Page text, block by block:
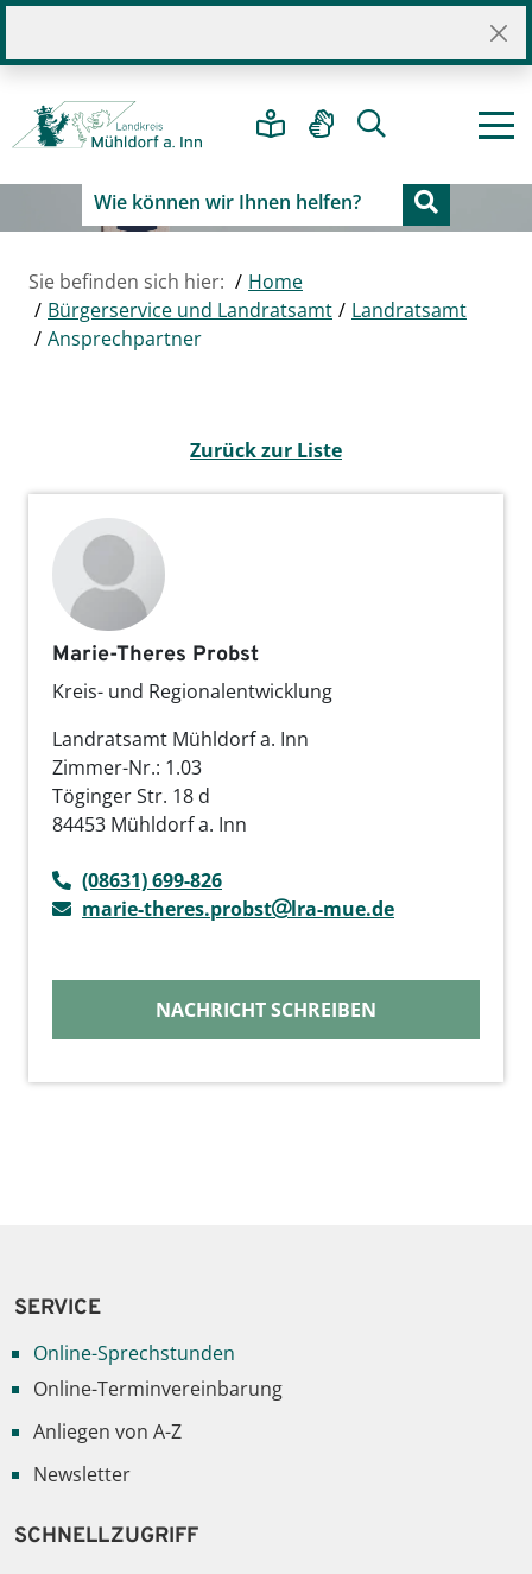
Sie befinden sich hier:
Home
Bürgerservice und Landratsamt
Landratsamt
Ansprechpartner
Zurück zur Liste
Marie-Theres Probst
Kreis- und Regionalentwicklung
Landratsamt Mühldorf a. Inn
Zimmer-Nr.: 1.03
Töginger Str. 18 d
84453 Mühldorf a. Inn
(08631) 699-826
marie-theres.probst
lra-mue.de
NACHRICHT SCHREIBEN
SERVICE
Online-Sprechstunden
Online-Terminvereinbarung
Anliegen von A-Z
Newsletter
SCHNELLZUGRIFF